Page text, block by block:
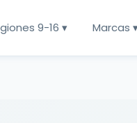
9-16 ▾ Marcas